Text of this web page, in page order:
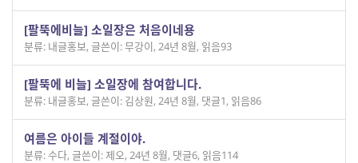
[팔뚝에비늘] 소일장은 처음이네용
분류: 내글홍보, 글쓴이: 무강이, 24년 8월, 읽음93
[팔뚝에 비늘] 소일장에 참여합니다.
분류: 내글홍보, 글쓴이: 김상원, 24년 8월, 댓글1, 읽음86
여름은 아이들 계절이야.
분류: 수다, 글쓴이: 제오, 24년 8월, 댓글6, 읽음114